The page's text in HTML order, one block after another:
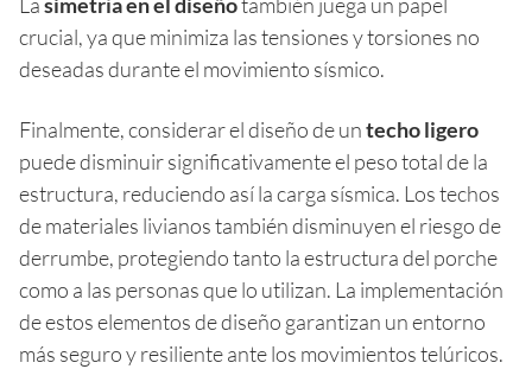
crucial, ya que minimiza las tensiones y torsiones no
deseadas durante el movimiento sísmico.
Finalmente, considerar el diseño de untecho ligero
puede disminuir significativamente el peso total de la
estructura, reduciendo así la carga sísmica. Los techos
de materiales livianos también disminuyen el riesgo de
derrumbe, protegiendo tanto la estructura del porche
como a las personas que lo utilizan. La implementación
de estos elementos de diseño garantizan un entorno
más seguro y resiliente ante los movimientos telúricos.